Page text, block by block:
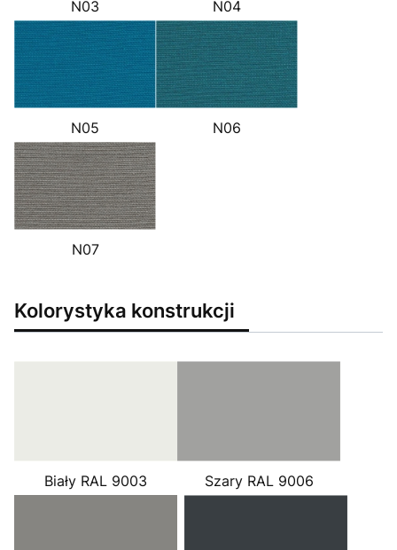
N03 N04
N05 N06
N07
Kolorystyka konstrukcji
Biały RAL 9003 Szary RAL 9006